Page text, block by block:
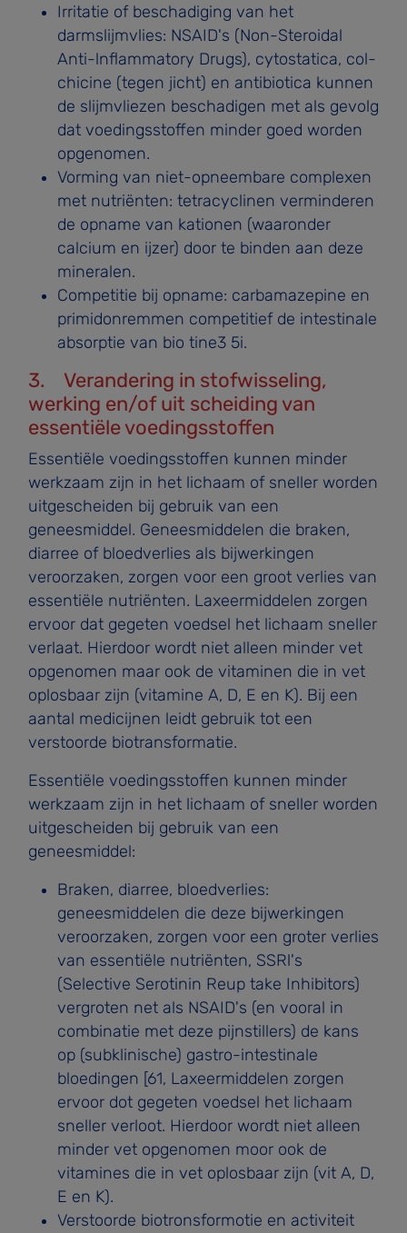
Irritatie of beschadiging van het
darmslijmvlies: NSAID's (Non-Steroidal
Anti-lnflammatory Drugs), cytostatica, col­
chicine (tegen jicht) en antibiotica kunnen
de slijmvliezen beschadigen met als gevolg
dat voedingsstoffen minder goed worden
opgenomen.
Vorming van niet-opneembare complexen
met nutriën­ten: tetracyclinen verminderen
de opname van kationen (waaronder
calcium en ijzer) door te binden aan deze
mineralen.
Competitie bij opname: carbamazepine en
primidonremmen competitief de intestinale
absorptie van bio­ tine3 5i.
3. Verandering in stofwisseling,
werking en/of uit­ scheiding van
essentiële voedingsstoffen
Essentiële voedingsstoffen kunnen minder
werkzaam zijn in het lichaam of sneller worden
uitgescheiden bij gebruik van een
geneesmiddel. Geneesmiddelen die braken,
diarree of bloedverlies als bijwerkingen
veroorzaken, zorgen voor een groot verlies van
essentiële nutriënten. Laxeermidde­len zorgen
ervoor dat gegeten voedsel het lichaam sneller
verlaat. Hierdoor wordt niet alleen minder vet
opgenomen maar ook de vitaminen die in vet
oplosbaar zijn (vitamine A, D, E en K). Bij een
aantal medicijnen leidt gebruik tot een
verstoorde biotransformatie.
Essentiële voedingsstoffen kunnen minder
werkzaam zijn in het lichaam of sneller worden
uitgescheiden bij gebruik van een
geneesmiddel:
Braken, diarree, bloedverlies:
geneesmiddelen die deze bijwerkingen
veroorzaken, zorgen voor een groter verlies
van essentiële nutriënten, SSRl's
(Selective Serotinin Reup­ take Inhibitors)
vergroten net als NSAID's (en vooral in
combinatie met deze pijnstillers) de kans
op (subklinische) gastro-intestinale
bloedingen [61, Laxeermiddelen zorgen
ervoor dot gegeten voedsel het lichaam
sneller verloot. Hierdoor wordt niet alleen
minder vet opgenomen moor ook de
vitamines die in vet oplosbaar zijn (vit A, D,
E en K).
Verstoorde biotronsformotie en activiteit